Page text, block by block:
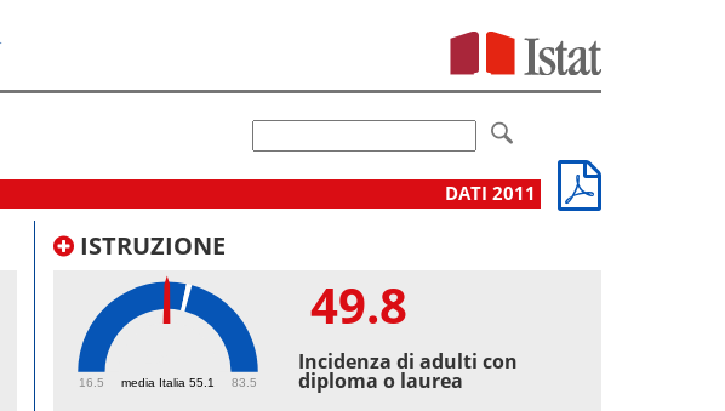
DATI 2011
ISTRUZIONE
media Italia 55.1
16.5 83.5
49.8
Incidenza di adulti con
diploma o laurea